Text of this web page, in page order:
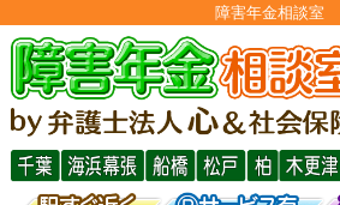
障害年金相談室